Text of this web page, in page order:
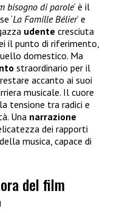
bisogno di parole‘ è il
‘La Famille Bélier‘ e
udente cresciuta
il punto di riferimento,
domestico. Ma
straordinario per il
accanto ai suoi
musicale. Il cuore
tensione tra radici e
Una narrazione
dei rapporti
musica, capace di
del film